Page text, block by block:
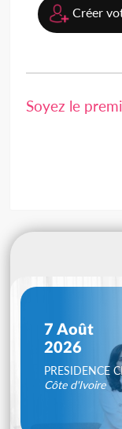
Créer
Soyez le
7 Août
2026
PRESIDENCE
Côte d'Ivoire